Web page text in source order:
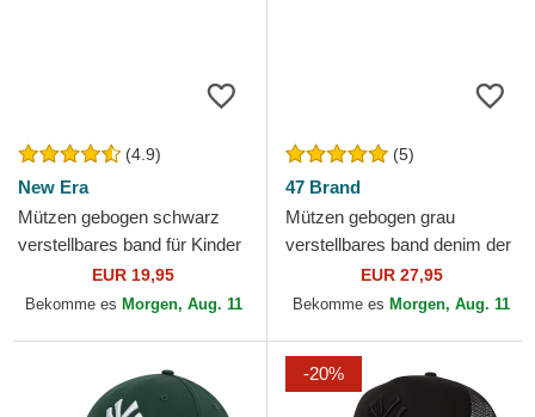
(4.9)
New Era
Mützen gebogen schwarz
verstellbares band für Kinder
9FORTY Essential der New
York Yankees MLB...
EUR 19,95
Bekomme es Morgen, Aug. 11
(5)
47 Brand
Mützen gebogen grau
verstellbares band denim der
New York Yankees MLB von
47 Brand
EUR 27,95
Bekomme es Morgen, Aug. 11
-20%